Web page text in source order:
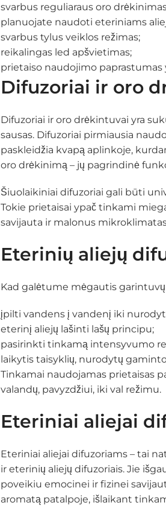
svarbus reguliaraus oro
planuojate naudoti eteriniams
svarbus tylus veiklos režimas;
reikalingas led apšvietimas;
prietaiso naudojimo paprastumas
Difuzoriai ir oro
Difuzoriai ir oro drėkintuvai yra
sausas. Difuzoriai pirmiausia
paskleidžia kvapą aplinkoje,
oro drėkinimą – jų pagrindinė
Šiuolaikiniai difuzoriai gali būti
Tokie prietaisai ypač tinkami
savijauta ir malonus
Eterinių aliejų
Kad galėtume mėgautis
įpilti vandens į vandenį iki
eterinį aliejų lašinti lašų principu;
pasirinkti tinkamą intensyvumo
laikytis taisyklių, nurodytų
Tinkamai naudojamas prietaisas
valandų, pavyzdžiui, iki val režimu.
Eteriniai aliejai
Eteriniai aliejai difuzoriams – tai
ir eterinių aliejų difuzoriais. Jie
poveikiu emocinei ir fizinei
aromatą patalpoje, išlaikant